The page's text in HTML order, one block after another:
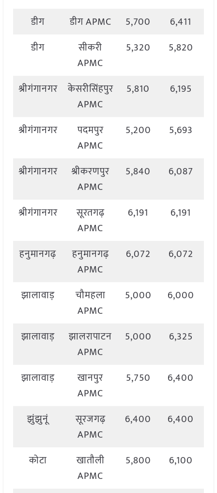
डीग डीग APMC 5,700 6,411
डीग
सीकरी
APMC
5,320 5,820
श्रीगंगानगर
केसरीसिंहपुर
APMC
5,810 6,195
श्रीगंगानगर
पदमपुर
APMC
5,200 5,693
श्रीगंगानगर
श्रीकरणपुर
APMC
5,840 6,087
श्रीगंगानगर
सूरतगढ़
APMC
6,191 6,191
हनुमानगढ़
हनुमानगढ़
APMC
6,072 6,072
झालावाड़
चौमहला
APMC
5,000 6,000
झालावाड़
झालरापाटन
APMC
5,000 6,325
झालावाड़
खानपुर
APMC
5,750 6,400
झुंझुनूं
सूरजगढ़
APMC
6,400 6,400
कोटा
खातौली
APMC
5,800 6,100